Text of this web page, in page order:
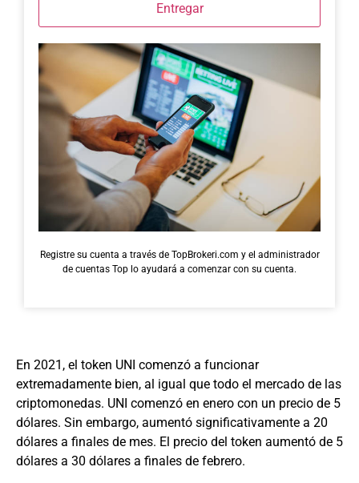
Entregar
Registre su cuenta a través de TopBrokeri.com y el administrador
de cuentas Top lo ayudará a comenzar con su cuenta.
En 2021, el token UNI comenzó a funcionar
extremadamente bien, al igual que todo el mercado de las
criptomonedas. UNI comenzó en enero con un precio de 5
dólares. Sin embargo, aumentó significativamente a 20
dólares a finales de mes. El precio del token aumentó de 5
dólares a 30 dólares a finales de febrero.